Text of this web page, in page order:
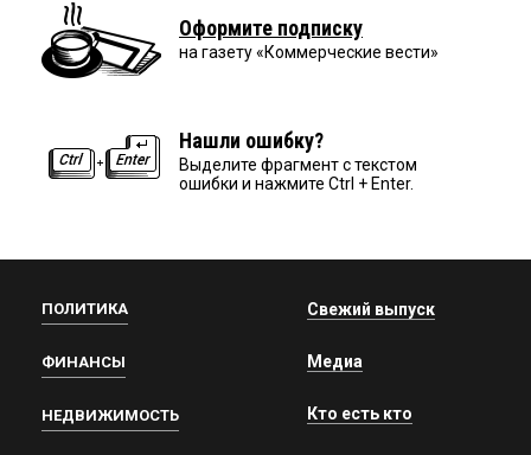
Оформите подписку
на газету «Коммерческие вести»
Нашли ошибку?
Выделите фрагмент с текстом
ошибки и нажмите Ctrl + Enter.
ПОЛИТИКА
ФИНАНСЫ
НЕДВИЖИМОСТЬ
Свежий выпуск
Медиа
Кто есть кто